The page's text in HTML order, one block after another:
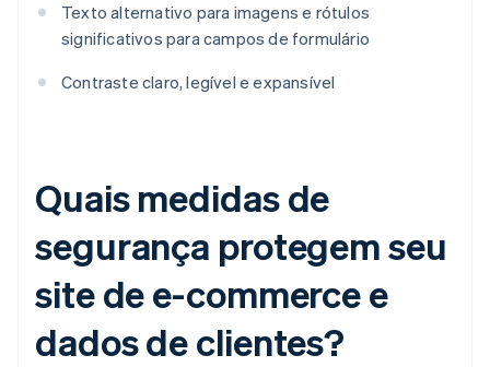
Texto alternativo para imagens e rótulos
significativos para campos de formulário
Contraste claro, legível e expansível
Quais medidas de
segurança protegem seu
site de e-commerce e
dados de clientes?